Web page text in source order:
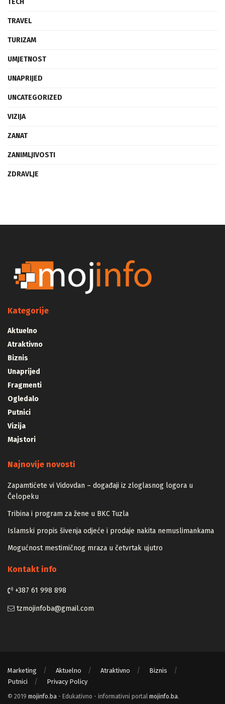
TECH
TRAVEL
TURIZAM
UMJETNOST
UNAPRIJED
UNCATEGORIZED
VIZIJA
ZANAT
ZANIMLJIVOSTI
ZDRAVLJE
Kategorije
Aktuelno
Atraktivno
Biznis
Unaprijed
Fragmenti
Ogledalo
Putnici
Vizija
Majstori
Najnovije novosti
Zapamtićete vi Vidovdan – događaji iz zloglasnog logora u
Čelopeku
Tribina i program za žene u BKC Tuzla
Islamski propis šivenja odjeće i prodaje nakita nemuslimankama
Mogućnost mestimičnog mraza u četvrtak ujutro
Kontakt info
+387 61 998 898
tzmojinfoba@gmail.com
Marketing Aktuelno Atraktivno
Biznis
Putnici
Privacy Policy
© 2019 mojinfo.ba - Edukativno - informativni portal mojinfo.ba.